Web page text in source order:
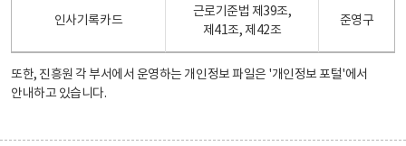
인사기록카드
근로기준법 제39조,
제41조, 제42조
준영구
또한, 진흥원 각 부서에서 운영하는 개인정보 파일은 '개인정보 포털'에서
안내하고 있습니다.